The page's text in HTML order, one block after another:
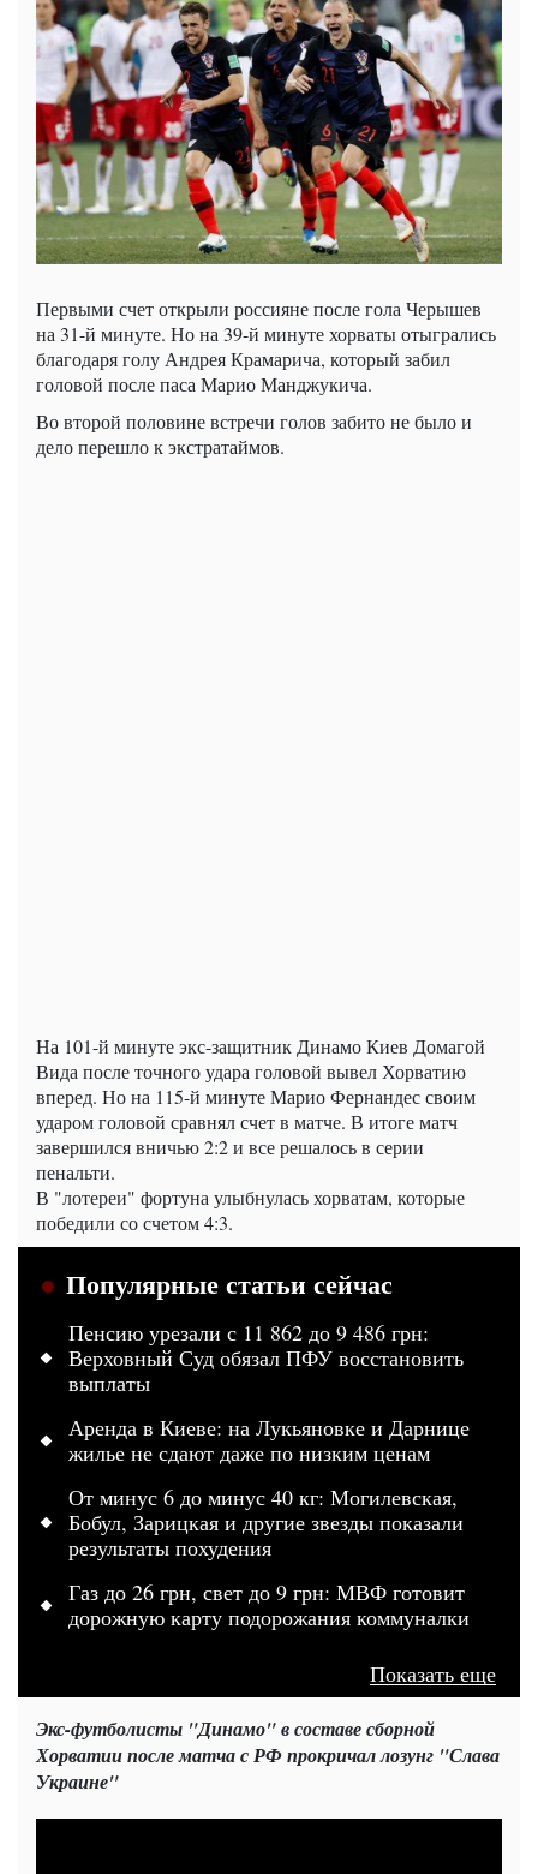
Первыми счет открыли россияне после гола Черышев
на 31-й минуте. Но на 39-й минуте хорваты отыгрались
благодаря голу Андрея Крамарича, который забил
головой после паса Марио Манджукича.
Во второй половине встречи голов забито не было и
дело перешло к экстратаймов.
На 101-й минуте экс-защитник Динамо Киев Домагой
Вида после точного удара головой вывел Хорватию
вперед. Но на 115-й минуте Марио Фернандес своим
ударом головой сравнял счет в матче. В итоге матч
завершился вничью 2:2 и все решалось в серии
пенальти.
В "лотереи" фортуна улыбнулась хорватам, которые
победили со счетом 4:3.
Популярные статьи сейчас
Пенсию урезали с 11 862 до 9 486 грн:
Верховный Суд обязал ПФУ восстановить
выплаты
Аренда в Киеве: на Лукьяновке и Дарнице
жилье не сдают даже по низким ценам
От минус 6 до минус 40 кг: Могилевская,
Бобул, Зарицкая и другие звезды показали
результаты похудения
Газ до 26 грн, свет до 9 грн: МВФ готовит
дорожную карту подорожания коммуналки
Показать еще
Экс-футболисты "Динамо" в составе сборной
Хорватии после матча с РФ прокричал лозунг "Слава
Украине"